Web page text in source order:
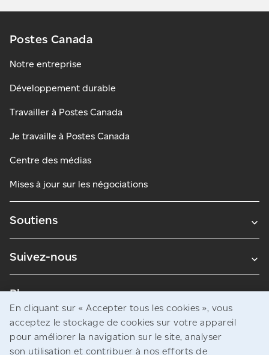
Postes Canada
Notre entreprise
Développement durable
Travailler à Postes Canada
Je travaille à Postes Canada
Centre des médias
Mises à jour sur les négociations
Soutiens
Suivez-nous
Blogues
Avis juridiques
En cliquant sur « Accepter tous les cookies », vous
acceptez le stockage de cookies sur votre appareil
pour améliorer la navigation sur le site, analyser
son utilisation et contribuer à nos efforts de